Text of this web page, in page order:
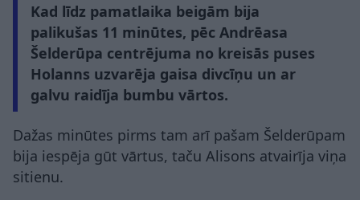
Kad līdz pamatlaika beigām bija
palikušas 11 minūtes, pēc Andrēasa
Šelderūpa centrējuma no kreisās puses
Holanns uzvarēja gaisa divcīņu un ar
galvu raidīja bumbu vārtos.
Dažas minūtes pirms tam arī pašam Šelderūpam
bija iespēja gūt vārtus, taču Alisons atvairīja viņa
sitienu.